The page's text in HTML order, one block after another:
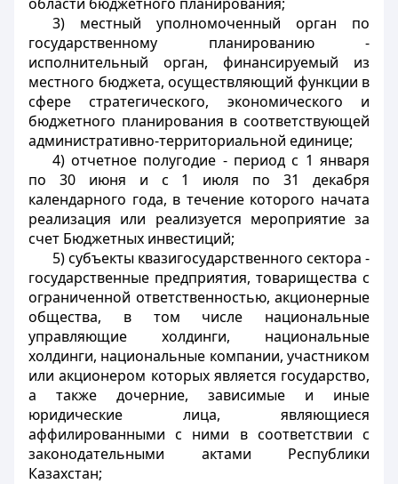
3) местный уполномоченный орган по
государственному планированию -
исполнительный орган, финансируемый из
местного бюджета, осуществляющий функции в
сфере стратегического, экономического и
бюджетного планирования в соответствующей
административно-территориальной единице;
4) отчетное полугодие - период с 1 января
по 30 июня и с 1 июля по 31 декабря
календарного года, в течение которого начата
реализация или реализуется мероприятие за
счет Бюджетных инвестиций;
5) субъекты квазигосударственного сектора -
государственные предприятия, товарищества с
ограниченной ответственностью, акционерные
общества, в том числе национальные
управляющие холдинги, национальные
холдинги, национальные компании, участником
или акционером которых является государство,
а также дочерние, зависимые и иные
юридические лица, являющиеся
аффилированными с ними в соответствии с
законодательными актами Республики
Казахстан;